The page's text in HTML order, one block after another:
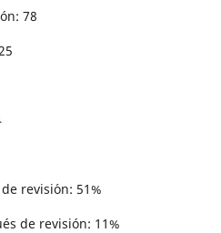
78
25
revisi´on: 51%
de revisión: 11%